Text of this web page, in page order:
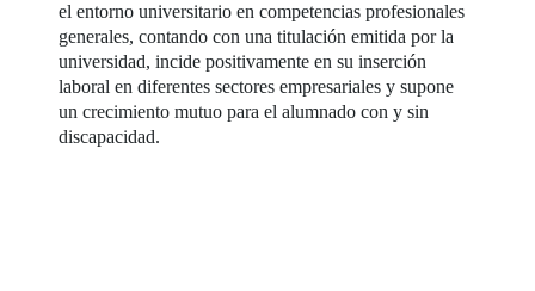
el entorno universitario en competencias profesionales
generales, contando con una titulación emitida por la
universidad, incide positivamente en su inserción
laboral en diferentes sectores empresariales y supone
un crecimiento mutuo para el alumnado con y sin
discapacidad.